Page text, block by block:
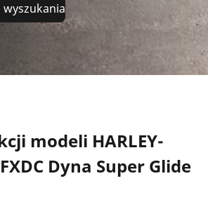
wyszukania
modeli HARLEY-
Dyna Super Glide